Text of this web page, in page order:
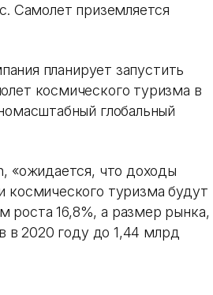
Самолет приземляется
планирует запустить
космического туризма в
глобальный
«ожидается, что доходы
космического туризма будут
16,8%, а размер рынка,
в 2020 году до 1,44 млрд